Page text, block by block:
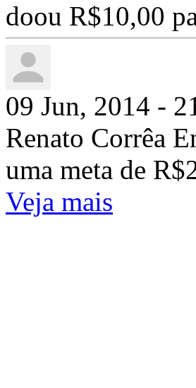
doou R$10,00
09 Jun, 2014 -
Renato Corrêa
uma meta de
Veja mais